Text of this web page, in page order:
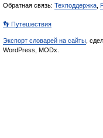
Обратная связь: Техподдержка
👣 Путешествия
Экспорт словарей на сайты ,
WordPress, MODx.